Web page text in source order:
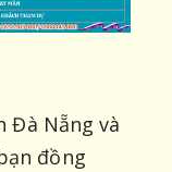
Đà Nẵng và
đồng